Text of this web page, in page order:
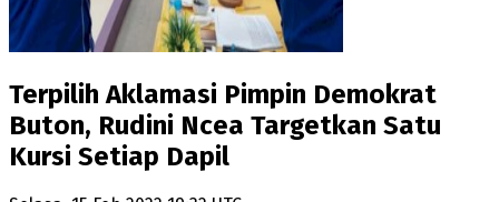
Terpilih Aklamasi Pimpin Demokrat
Buton, Rudini Ncea Targetkan Satu
Kursi Setiap Dapil